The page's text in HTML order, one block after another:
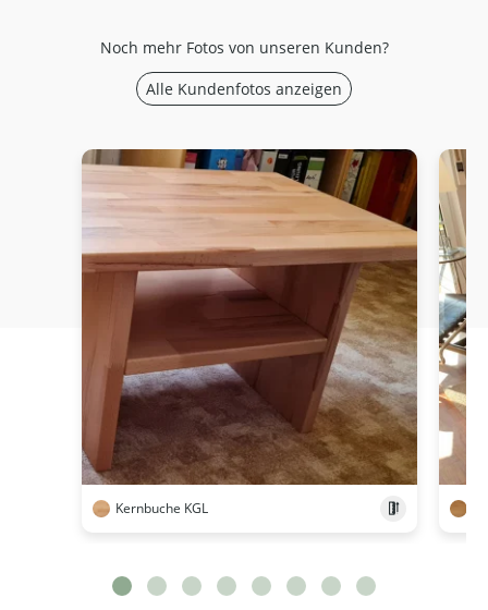
Noch mehr Fotos von unseren Kunden?
Alle Kundenfotos anzeigen
Kernbuche KGL